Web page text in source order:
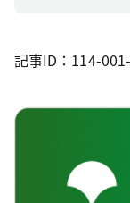
記事ID：114-